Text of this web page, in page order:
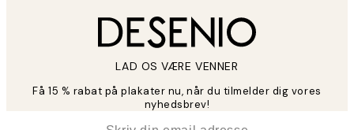
LAD OS VÆRE VENNER
Få 15 % rabat på plakater nu, når du tilmelder dig vores
nyhedsbrev!